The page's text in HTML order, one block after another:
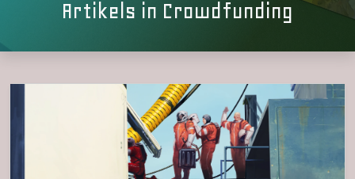
Artikels in Crowdfunding